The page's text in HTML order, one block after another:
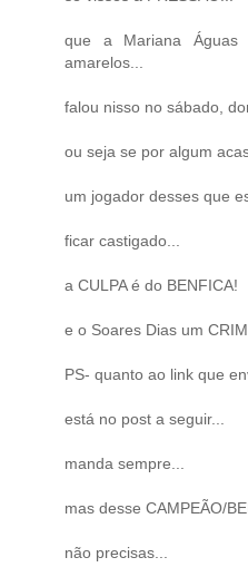
que a Mariana
amarelos...
falou nisso no sábado,
ou seja se por algum
um jogador desses que
ficar castigado...
a CULPA é do BENFICA!
e o Soares Dias um
PS- quanto ao link que
está no post a seguir...
manda sempre...
mas desse CAMPEÃO/
não precisas...